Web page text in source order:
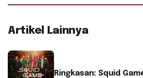
Artikel Lainnya
Ringkasan: Squid